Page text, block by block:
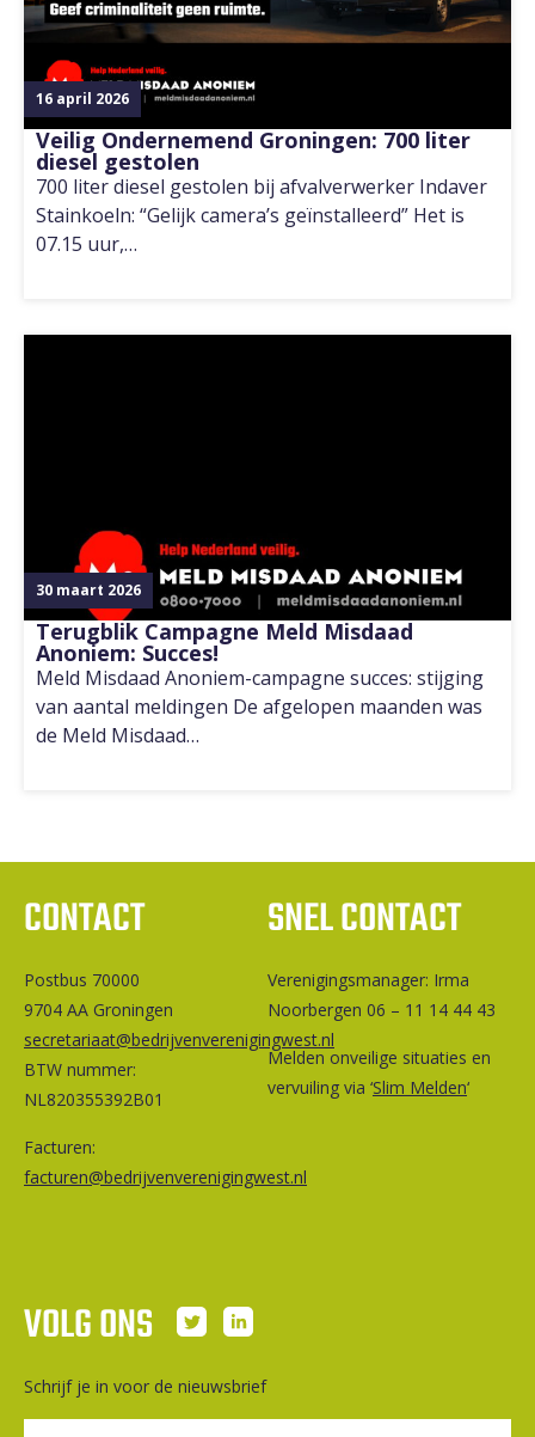
16 april 2026
Veilig Ondernemend Groningen: 700 liter
diesel gestolen
700 liter diesel gestolen bij afvalverwerker Indaver
Stainkoeln: “Gelijk camera’s geïnstalleerd” Het is
07.15 uur,…
30 maart 2026
Terugblik Campagne Meld Misdaad
Anoniem: Succes!
Meld Misdaad Anoniem-campagne succes: stijging
van aantal meldingen De afgelopen maanden was
de Meld Misdaad…
CONTACT
Postbus 70000
9704 AA Groningen
secretariaat@bedrijvenverenigingwest.nl
BTW nummer:
NL820355392B01
Facturen:
facturen@bedrijvenverenigingwest.nl
SNEL CONTACT
Ver­e­ni­gings­ma­na­ger: Irma
Noorbergen 06 – 11 14 44 43
Melden onveilige situaties en
vervuiling via ‘Slim Melden‘
VOLG ONS
Schrijf je in voor de nieuwsbrief